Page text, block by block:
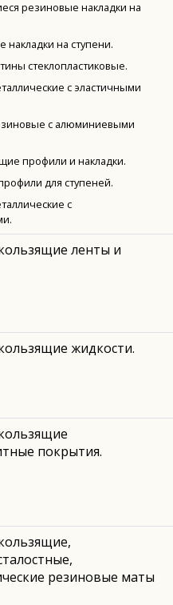
резиновые накладки на
на ступени.
стеклопластиковые.
с эластичными
с алюминиевыми
профили и накладки.
для ступеней.
с
ленты и
жидкости.
покрытия.
резиновые маты